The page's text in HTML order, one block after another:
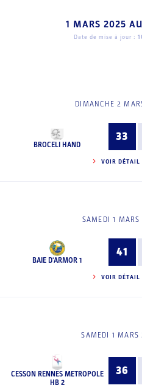
1 MARS 2025 AU
Date de mise à jour :
DIMANCHE 2
BROCELI HAND
33
VOIR DÉTAIL
SAMEDI 1
BAIE D'ARMOR 1
41
VOIR DÉTAIL
SAMEDI 1
CESSON RENNES METROPOLE
HB 2
36